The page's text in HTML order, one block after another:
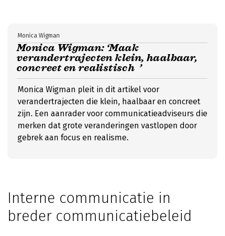
Monica Wigman: ‘Maak
verandertrajecten klein, haalbaar,
concreet en realistisch ’
Monica Wigman
Monica Wigman pleit in dit artikel voor
verandertrajecten die klein, haalbaar en concreet
zijn. Een aanrader voor communicatieadviseurs die
merken dat grote veranderingen vastlopen door
gebrek aan focus en realisme.
Interne communicatie in
breder communicatiebeleid